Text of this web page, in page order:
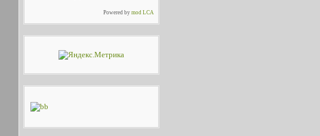
Powered bymod LCA